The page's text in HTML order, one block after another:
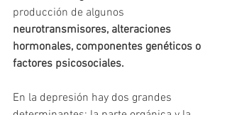
producción de algunos
neurotransmisores, alteraciones
hormonales, componentes genéticos o
factores psicosociales.
En la depresión hay dos grandes